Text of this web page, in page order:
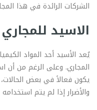
الشركات الرائدة في هذا
الاسيد للمجاري
يُعد الأسيد أحد المواد
المجاري. وعلى الرغم من أن
يكون فعالاً في بعض
والأضرار إذا لم يتم